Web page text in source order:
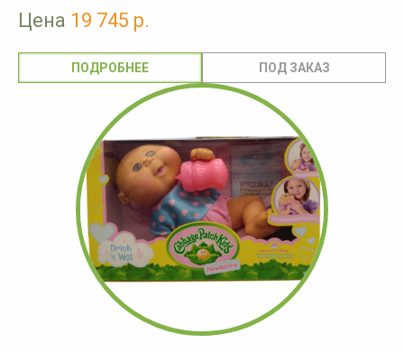
Цена 19 745 р.
ПОДРОБНЕЕ